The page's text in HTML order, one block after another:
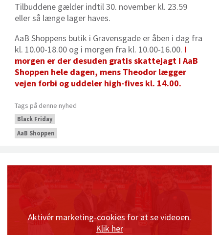
Tilbuddene gælder indtil 30. november kl. 23.59
eller så længe lager haves.
AaB Shoppens butik i Gravensgade er åben i dag fra
kl. 10.00-18.00 og i morgen fra kl. 10.00-16.00. I
morgen er der desuden gratis skattejagt i AaB
Shoppen hele dagen, mens Theodor lægger
vejen forbi og uddeler high-fives kl. 14.00.
Tags på denne nyhed
Black Friday
AaB Shoppen
Aktivér marketing-cookies for at se videoen.
Klik her